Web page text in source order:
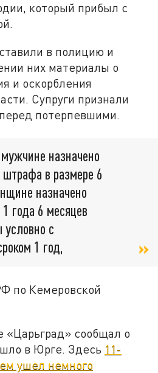
который прибыл с
в полицию и
них материалы о
и оскорбления
Супруги признали
потерпевшими.
назначено
в размере 6
назначено
года 6 месяцев
с
1 год,
по Кемеровской
«Царьград» сообщал о
в Юрге. Здесь 11-
ушел немного